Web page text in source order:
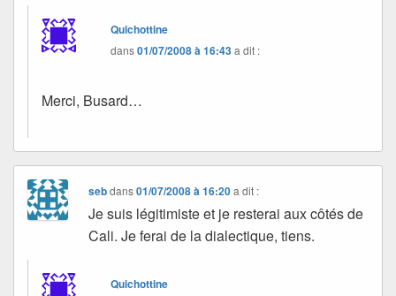
Quichottine
dans01/07/2008 à 16:43a dit :
Merci, Busard…
sebdans01/07/2008 à 16:20 a dit :
Je suis légitimiste et je resterai aux côtés de
Cali. Je ferai de la dialectique, tiens.
Quichottine